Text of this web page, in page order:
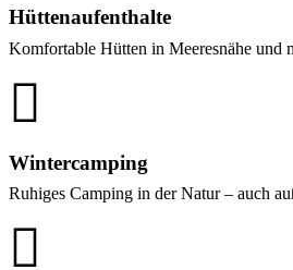
Hüttenaufenthalte
Komfortable Hütten in Meeresnähe und
Wintercamping
Ruhiges Camping in der Natur – auch